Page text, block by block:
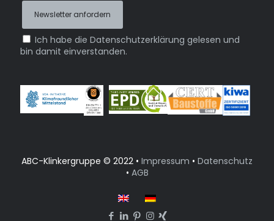
Ich habe die Datenschutzerklärung gelesen und
bin damit einverstanden.
ABC-Klinkergruppe © 2022 • Impressum • Datenschutz
• AGB